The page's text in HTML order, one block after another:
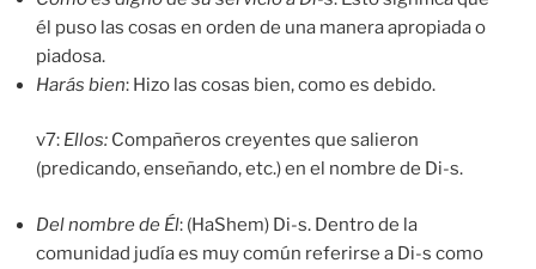
él puso las cosas en orden de una manera apropiada o
piadosa.
Harás bien: Hizo las cosas bien, como es debido.
v7: Ellos: Compañeros creyentes que salieron
(predicando, enseñando, etc.) en el nombre de Di-s.
Del nombre de Él: (HaShem) Di-s. Dentro de la
comunidad judía es muy común referirse a Di-s como